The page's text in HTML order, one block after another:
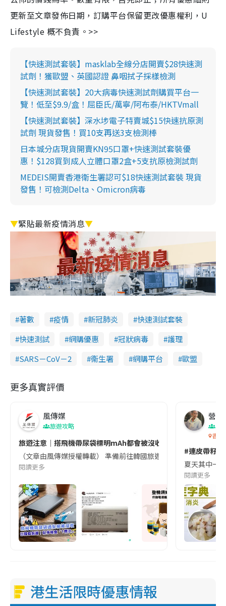
更新至文章發佈日期，訂購平台保留更改優惠權利，U
Lifestyle 概不負責。>>
【快速測試套裝】masklab全線分店開賣$28快速測
試劑！獲歐盟、英國認證 鼻咽拭子採樣檢測
【快速測試套裝】20大病毒快速測試劑購買平台一
覽！低至$9.9/盒！屈臣氏/萬寧/阿布泰/HKTVmall
【快速測試套裝】深水埗電子特賣城$15快速抗原測
試劑 現貨發售！買10支再送3支檢測棒
日本城分店現貨開賣KN95口罩+快速測試套裝優
惠！$128買到成人立體口罩2盒+5支抗原檢測試劑
MEDEIS開賣香港衛生署認可$18快速測試套裝 現貨
發售！可檢測Delta、Omicron病毒
▼緊貼最新疫情消息▼
著數 疫情 新冠肺炎
快速測試套裝
快速測試
網購優惠 冠狀病毒
護理
SARS－CoV－2
衞生署 網購平台 歐盟
更多真實評價
風傳媒
旅遊攻略
旅遊注意｜搭飛機帶尿袋標明mAh都會被沒收😱出發前切記檢查
（文章由風傳媒授權轉載） 準備前往韓國旅遊的民眾，近期要
閱讀更多
營養
香港
#連皮帶籽
夏天其中一
閱讀更多
港生活限時優惠情報